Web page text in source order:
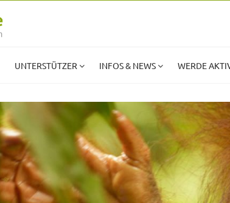
UNTERSTÜTZER INFOS & NEWS WERDE